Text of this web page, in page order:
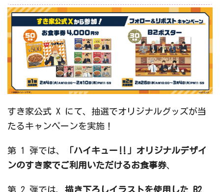
すき家公式 X にて、抽選でオリジナルグッズが当
たるキャンペーンを実施！
第 1 弾では、
「ハイキュー‼」オリジナルデザイ
ンのすき家でご利用いただけるお食事券、
第 2 弾では、 描き下ろしイラストを使用した B2